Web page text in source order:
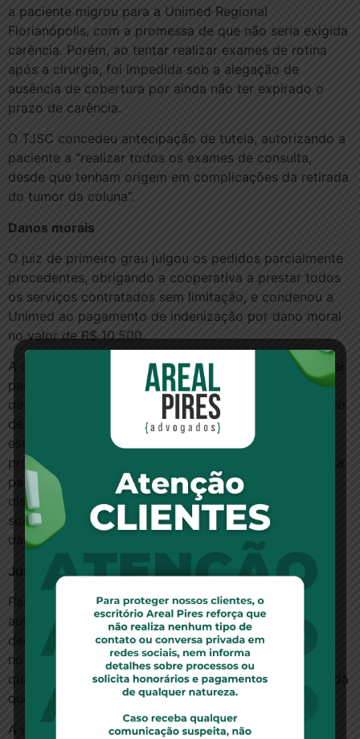
a paciente migrou para a Unimed Regional
Florianópolis, com a promessa de que não seria exigida
carência. Porém, ao tentar realizar exames de rotina
após a cirurgia, foi impedida sob a alegação de
ausência de cobertura por ainda não ter expirado o
prazo de carência.
O TJSC concedeu antecipação de tutela, autorizando a
paciente a “realizar todos os exames de consulta,
desde que tenham origem em complicações da retirada
do tumor da coluna”.
Danos morais
O juiz de primeiro grau julgou os pedidos parcialmente
procedentes, obrigando a cooperativa a prestar todos
os serviços contratados sem limitação, e condenou a
Unimed ao pagamento de indenização por dano moral
no valor de R$ 10.500.
A cooperativa apelou e o TJSC deu provimento parcial
para afastar a condenação por danos morais. Os
desembargadores consideraram que a não autorização
de exame era uma situação “corriqueira” e que não
estava caracterizada a extrema urgência do
procedimento, a ponto de colocar em risco a saúde da
paciente. “O experimento pela autora constitui-se em
dissabor, a que todos estão sujeitos na vida em
sociedade, não podendo ser alçado ao patamar de
dano moral”, diz o acórdão.
Jurisprudência
Para a ministra Nancy Andrighi, a situação vivida pela
autora do recurso foi além do mero dissabor, e a
decisão do TJSC contraria entendimento consolidado
no STJ. Segundo ela, há sempre alguma apreensão
quando o paciente procura por serviços médicos, ainda
que sem urgência.
A relatora afirmou que mesmo consultas de rotina